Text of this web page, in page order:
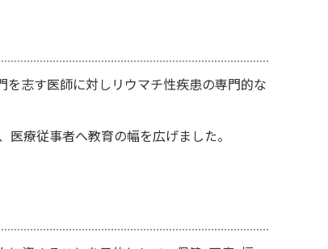
志す医師に対しリウマチ性疾患の専門的な
療従事者へ教育の幅を広げました。